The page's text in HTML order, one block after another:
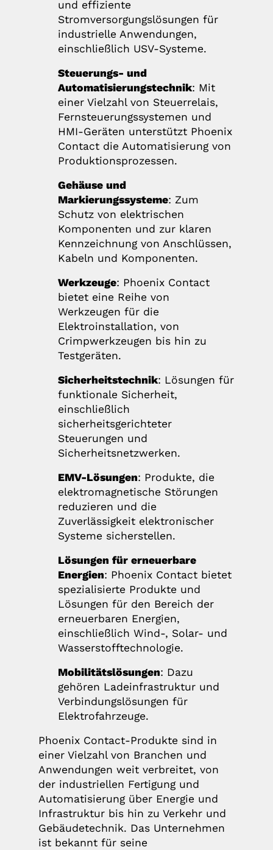
und effiziente
Stromversorgungslösungen für
industrielle Anwendungen,
einschließlich USV-Systeme.
Steuerungs- und
Automatisierungstechnik: Mit
einer Vielzahl von Steuerrelais,
Fernsteuerungssystemen und
HMI-Geräten unterstützt Phoenix
Contact die Automatisierung von
Produktionsprozessen.
Gehäuse und
Markierungssysteme: Zum
Schutz von elektrischen
Komponenten und zur klaren
Kennzeichnung von Anschlüssen,
Kabeln und Komponenten.
Werkzeuge: Phoenix Contact
bietet eine Reihe von
Werkzeugen für die
Elektroinstallation, von
Crimpwerkzeugen bis hin zu
Testgeräten.
Sicherheitstechnik: Lösungen für
funktionale Sicherheit,
einschließlich
sicherheitsgerichteter
Steuerungen und
Sicherheitsnetzwerken.
EMV-Lösungen: Produkte, die
elektromagnetische Störungen
reduzieren und die
Zuverlässigkeit elektronischer
Systeme sicherstellen.
Lösungen für erneuerbare
Energien: Phoenix Contact bietet
spezialisierte Produkte und
Lösungen für den Bereich der
erneuerbaren Energien,
einschließlich Wind-, Solar- und
Wasserstofftechnologie.
Mobilitätslösungen: Dazu
gehören Ladeinfrastruktur und
Verbindungslösungen für
Elektrofahrzeuge.
Phoenix Contact-Produkte sind in
einer Vielzahl von Branchen und
Anwendungen weit verbreitet, von
der industriellen Fertigung und
Automatisierung über Energie und
Infrastruktur bis hin zu Verkehr und
Gebäudetechnik. Das Unternehmen
ist bekannt für seine